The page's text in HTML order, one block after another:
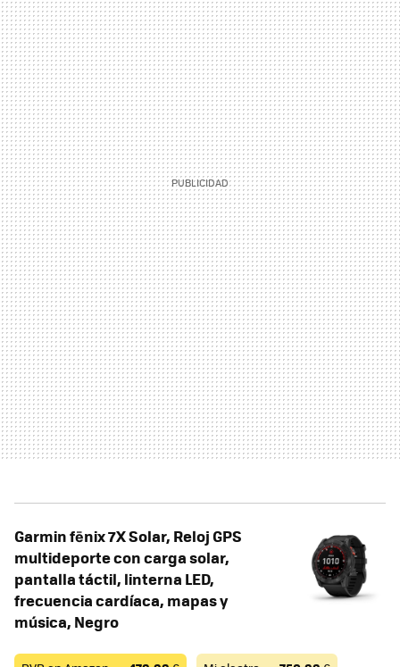
Garmin fēnix ​​7X Solar, Reloj GPS
multideporte con carga solar,
pantalla táctil, linterna LED,
frecuencia cardíaca, mapas y
música, Negro